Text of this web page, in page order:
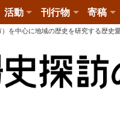
活動 刊行物 寄稿
を中心に地域の歴史を研究する歴史